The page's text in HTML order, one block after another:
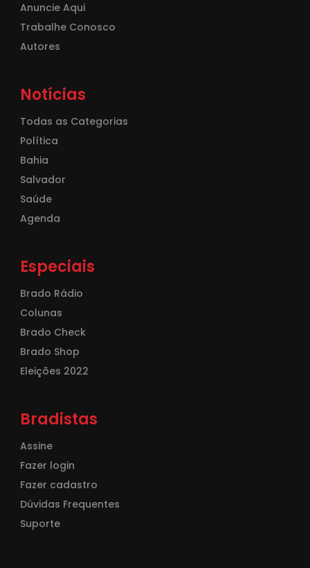
Anuncie Aqui
Trabalhe Conosco
Autores
Notícias
Todas as Categorias
Política
Bahia
Salvador
Saúde
Agenda
Especiais
Brado Rádio
Colunas
Brado Check
Brado Shop
Eleições 2022
Bradistas
Assine
Fazer login
Fazer cadastro
Dúvidas Frequentes
Suporte